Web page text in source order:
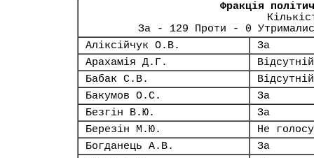
Фракція
За - 129 Проти - 0
Аліксійчук О.В.
За
Арахамія Д.Г.
Відсутній
Бабак С.В.
Відсутній
Бакумов О.С.
За
Безгін В.Ю.
За
Березін М.Ю.
Не
Богданець А.В.
За